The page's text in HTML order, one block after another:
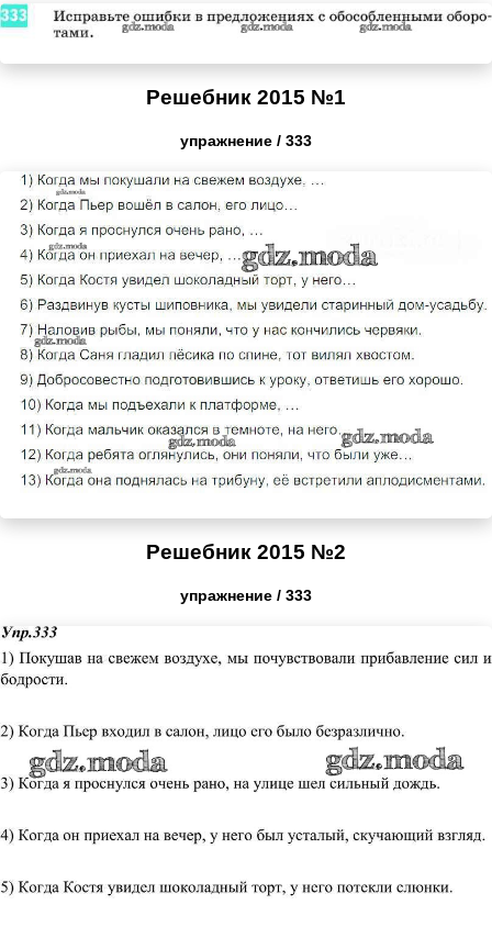
Решебник 2015 №1
упражнение / 333
Решебник 2015 №2
упражнение / 333